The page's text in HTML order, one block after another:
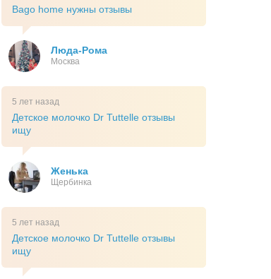
Bago home нужны отзывы
Люда-Рома
Москва
5 лет назад
Детское молочко Dr Tuttelle отзывы
ищу
Женька
Щербинка
5 лет назад
Детское молочко Dr Tuttelle отзывы
ищу